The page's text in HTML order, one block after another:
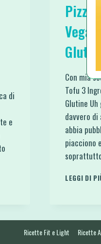
di
e
Pizza
Vegan
Glutine
Con mia
Tofu 3
Glutine Uh
davvero
abbia
piacciono
LEGGI DI
Ricette Fit e Light Ricette